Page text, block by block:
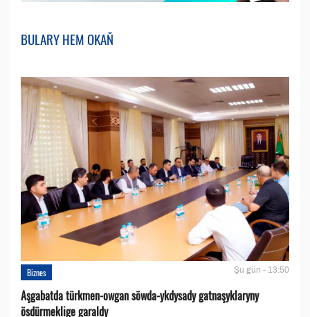
BULARY HEM OKAŇ
Biznes Şu gün - 13:50
Aşgabatda türkmen-owgan söwda-ykdysady gatnaşyklaryny
ösdürmeklige garaldy